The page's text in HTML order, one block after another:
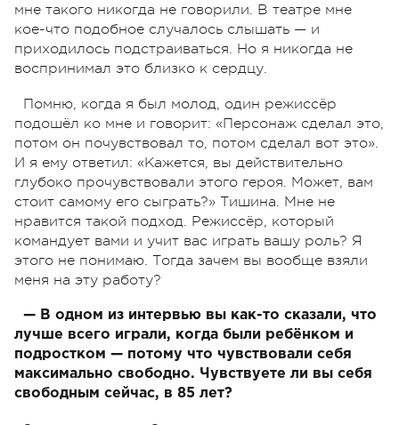
мне такого никогда не говорили. В театре мне
кое-что подобное случалось слышать — и
приходилось подстраиваться. Но я никогда не
воспринимал это близко к сердцу.
Помню, когда я был молод, один режиссёр
подошёл ко мне и говорит: «Персонаж сделал это,
потом он почувствовал то, потом сделал вот это».
И я ему ответил: «Кажется, вы действительно
глубоко прочувствовали этого героя. Может, вам
стоит самому его сыграть?» Тишина. Мне не
нравится такой подход. Режиссёр, который
командует вами и учит вас играть вашу роль? Я
этого не понимаю. Тогда зачем вы вообще взяли
меня на эту работу?
— В одном из интервью вы как-то сказали, что
лучше всего играли, когда были ребёнком и
подростком — потому что чувствовали себя
максимально свободно. Чувствуете ли вы себя
свободным сейчас, в 85 лет?